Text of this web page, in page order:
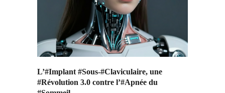
L’#Implant #Sous-#Claviculaire, une
#Révolution 3.0 contre l’#Apnée du